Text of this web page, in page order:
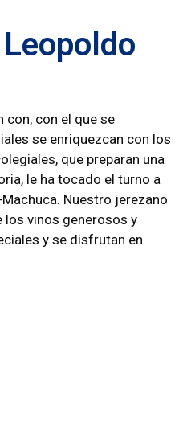
con, con el que se
se enriquezcan con los
que preparan una
le ha tocado el turno a
Nuestro jerezano
los vinos generosos y
y se disfrutan en